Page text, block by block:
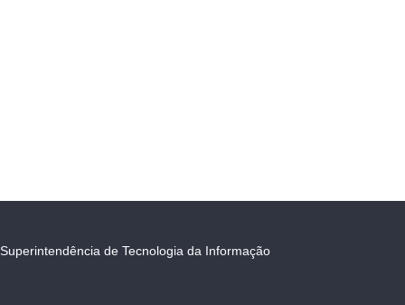
Superintendência de Tecnologia da Informação